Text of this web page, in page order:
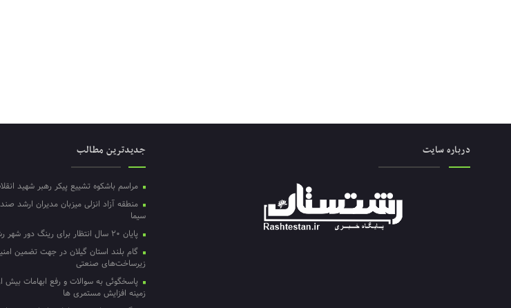
درباره سایت جدیدترین مطالب
مراسم باشکوه تشییع پیکر رهبر شهید
منطقه آزاد انزلی میزبان مدیران ارشد
سیما
پایان ۲۰ سال انتظار برای رینگ دور شهر رشت
گام بلند استان گیلان در جهت تضمین
زیرساخت‌های صنعتی
زمینه افزایش مستمری ها